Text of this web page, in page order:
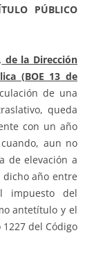
PÚBLICO
de la Dirección
(BOE 13 de
de una
queda
con un año
aun no
de elevación a
año entre
impuesto del
antetítulo y el
del Código